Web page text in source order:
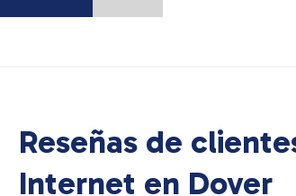
Reseñas de
Internet en Dover